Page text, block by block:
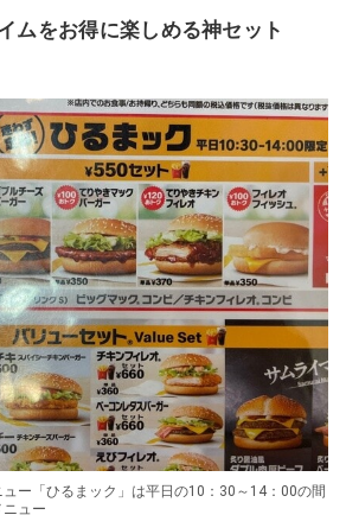
ムをお得に楽しめる神セット
ー「ひるまック」は平日の10：30～14：00の間
ュー